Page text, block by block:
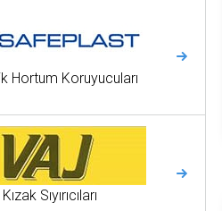
Hortum Koruyucuları
Kızak Sıyırıcıları